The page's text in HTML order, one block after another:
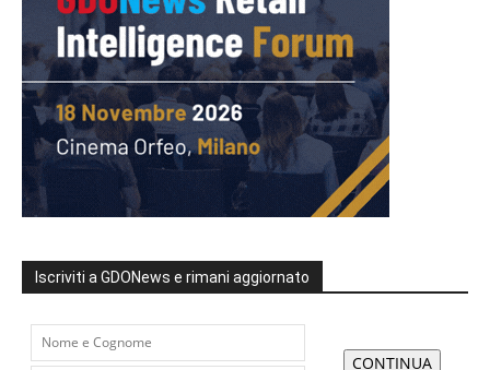
Iscriviti a GDONews e rimani aggiornato